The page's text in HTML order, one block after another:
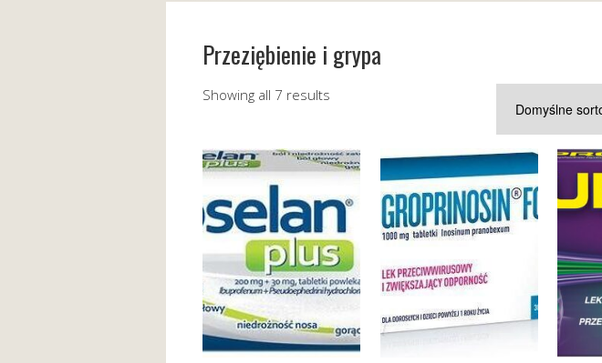
Przeziębienie i grypa
Showing all 7 results